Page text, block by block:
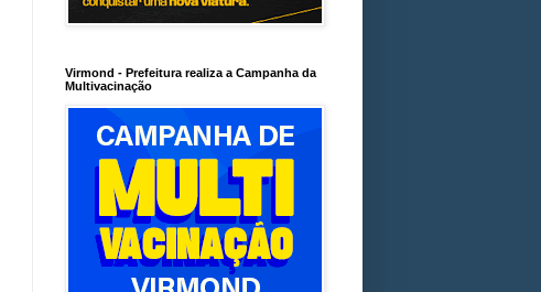
Virmond - Prefeitura realiza a Campanha da
Multivacinação